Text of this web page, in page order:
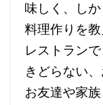
味しく、し
料理作りを教
レストラン
きどらない
お友達や家